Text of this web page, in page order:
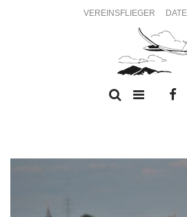
VEREINSFLIEGER